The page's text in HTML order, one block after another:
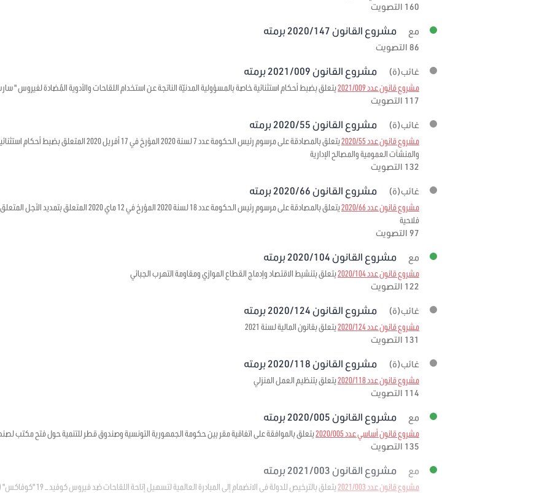
160 التصويت
مع مشروع القانون 2020/147 برمته
86 التصويت
غائب(ة) مشروع القانون 2021/009 برمته
مشروع قانون عدد 2021/009
يتعلق بضبط أحكام استثنائية خاصة بالمسؤولية المدنيّة الناتجة عن استخدام اللقاحات والأدوية المُضادة لفيروس " سارس – كوف - 2 " وجبر
117 التصويت
غائب(ة) مشروع القانون 2020/55 برمته
مشروع قانون عدد 2020/55
يتعلق بالمصادقة على مرسوم رئيس الحكومة عدد 7 لسنة 2020
والمنشآت العمومية والمصالح الإدارية
132 التصويت
غائب(ة) مشروع القانون 2020/66 برمته
مشروع قانون عدد 2020/66
يتعلق بالمصادقة على مرسوم رئيس الحكومة عدد 18 لسنة 2020
فلاحية
97 التصويت
مع مشروع القانون 2020/104 برمته
مشروع قانون عدد 2020/104
يتعلق بتنشيط الاقتصاد وإدماج القطاع الموازي ومقاومة التهرب الجبائي
122 التصويت
غائب(ة) مشروع القانون 2020/124 برمته
مشروع قانون عدد 2020/124
يتعلق بقانون المالية لسنة 2021
131 التصويت
غائب(ة) مشروع القانون 2020/118 برمته
مشروع قانون عدد 2020/118
يتعلق بتنظيم العمل المنزلي
114 التصويت
مع مشروع القانون 2020/005 برمته
مشروع قانون أساسي عدد 2020/005
يتعلق بالموافقة على اتفاقية مقر بين حكومة الجمهورية التونسية وصندوق قطر للتنمية حول فتح مكتب
135 التصويت
مع مشروع القانون 2021/003 برمته
مشروع قانون عدد 2021/003